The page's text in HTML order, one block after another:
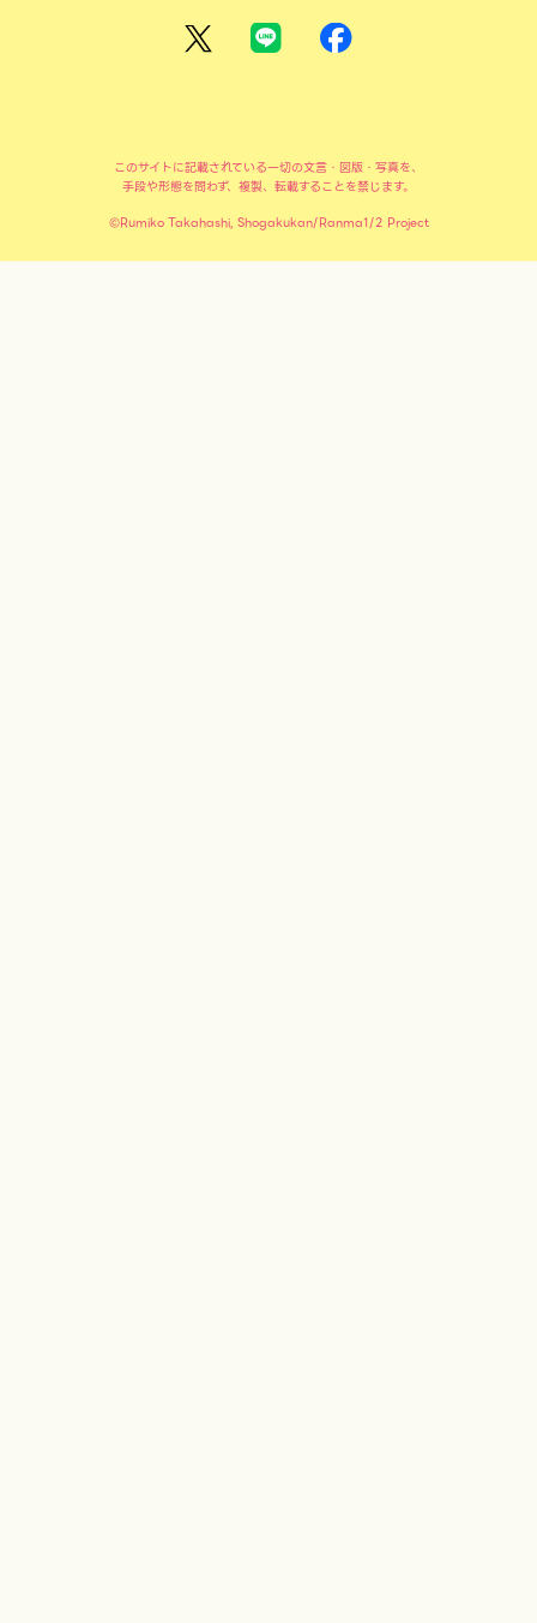
このサイトに記載されている一切の文言・図版・写真を、
手段や形態を問わず、複製、転載することを禁じます。
©Rumiko Takahashi, Shogakukan/Ranma1/2 Project